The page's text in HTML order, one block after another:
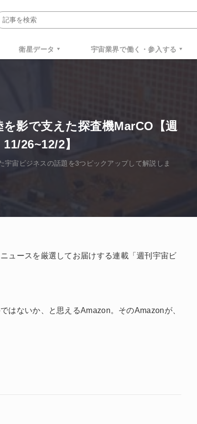
衛星データ 宇宙業界で働く・参入する
影で支えた探査機MarCO【週
26~12/2】
宙ビジネスの話題を3つピックアップして解説しま
ュースを厳選してお届けする連載「週刊宇宙ビ
はないか、と思えるAmazon。そのAmazonが、